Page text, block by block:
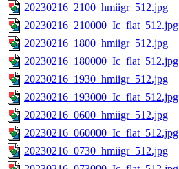
20230216_2100_hmiigr_512.jpg
20230216_210000_Ic_flat_512.jpg
20230216_1800_hmiigr_512.jpg
20230216_180000_Ic_flat_512.jpg
20230216_1930_hmiigr_512.jpg
20230216_193000_Ic_flat_512.jpg
20230216_0600_hmiigr_512.jpg
20230216_060000_Ic_flat_512.jpg
20230216_0730_hmiigr_512.jpg